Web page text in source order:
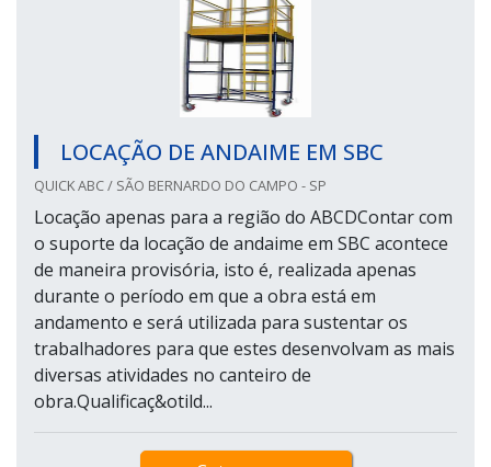
LOCAÇÃO DE ANDAIME EM SBC
QUICK ABC / SÃO BERNARDO DO CAMPO - SP
Locação apenas para a região do ABCDContar com
o suporte da locação de andaime em SBC acontece
de maneira provisória, isto é, realizada apenas
durante o período em que a obra está em
andamento e será utilizada para sustentar os
trabalhadores para que estes desenvolvam as mais
diversas atividades no canteiro de
obra.Qualificaç&otild...